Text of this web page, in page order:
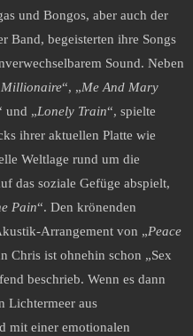
und Bongos, aber auch der
Band, begeisterten ihre Songs
Sound. Neben
Millionaire“, „Me And Mary
und „Lonely Train“, spielte
ihrer aktuellen Platte wie
Weltlage rund um die
das soziale Gefüge abspielt,
Pain“. Den krönenden
Arrangement von „Peace
Chris ist ohnehin schon „Sex
beschrieb. Wenn es dann
Lichtermeer aus
mit einer emotionalen